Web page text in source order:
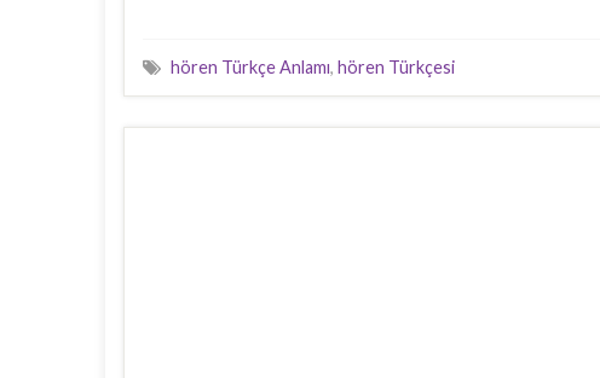
hören Türkçe Anlamı, hören Türkçesi